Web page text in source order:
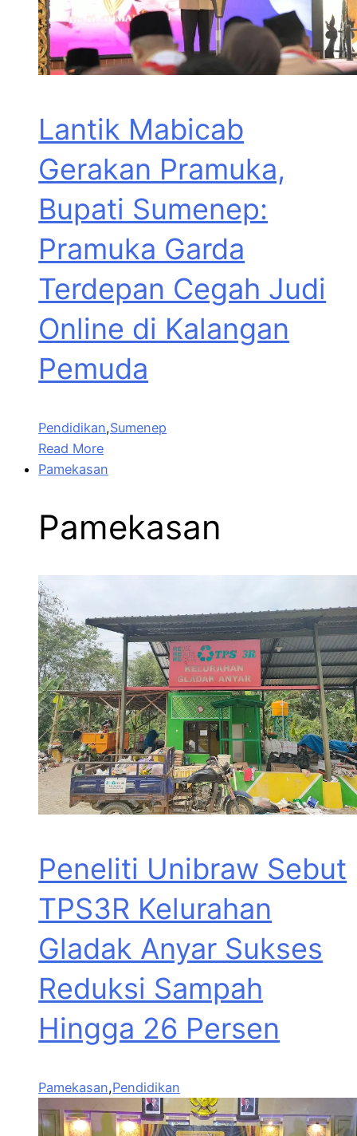
Lantik Mabicab
Gerakan Pramuka,
Bupati Sumenep:
Pramuka Garda
Terdepan Cegah Judi
Online di Kalangan
Pemuda
Pendidikan,Sumenep
Read More
Pamekasan
Pamekasan
Peneliti Unibraw Sebut
TPS3R Kelurahan
Gladak Anyar Sukses
Reduksi Sampah
Hingga 26 Persen
Pamekasan,Pendidikan